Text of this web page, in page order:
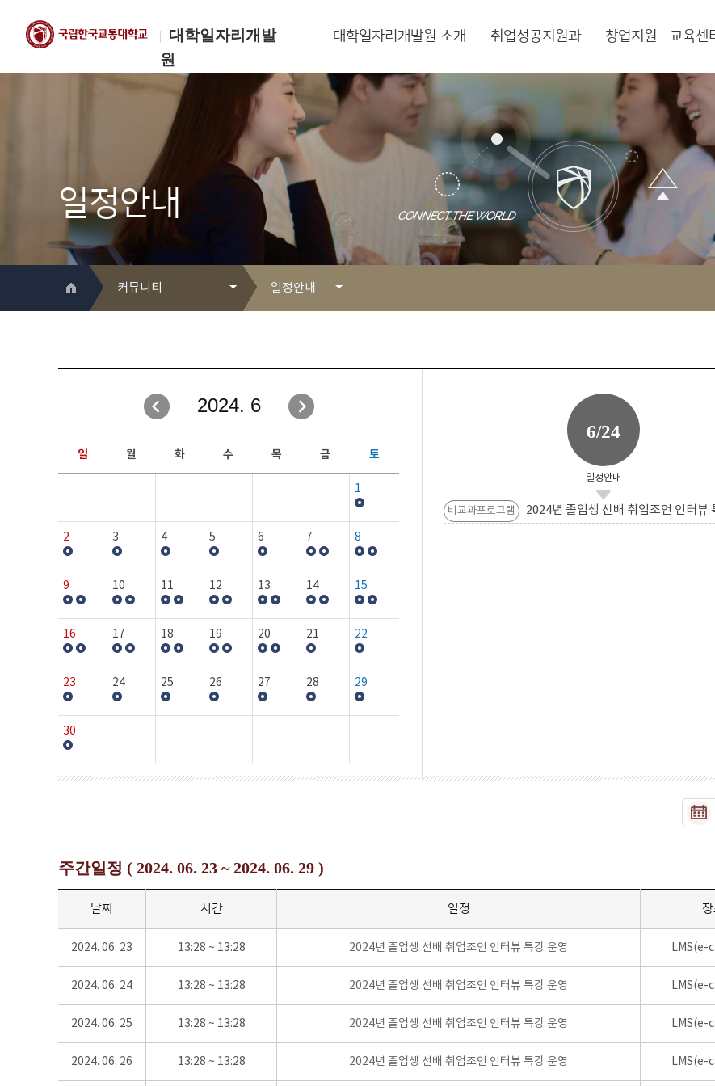
대학일자리개발
원
한국교통대학교
대학일자리개발원
대학일자리개발원 소개 취업성공지원과 창업지원·교육센
일정안내
커뮤니티
취업성공지원과
창업지원·교육센터
현장실습/IPP사업단
커뮤니티
일정안내
자유게시판
일정안내
보도자료
행사갤러리
2024. 6
일 월 화 수 목 금 토
1
2 3 4 5 6 7 8
9 10 11 12 13 14 15
16 17 18 19 20 21 22
23 24 25 26 27 28 29
30
6/24
일정안내
비교과프로그램 2024년 졸업생 선배 취업조언 인터뷰
주간일정 ( 2024. 06. 23 ~ 2024. 06. 29 )
날짜 시간 일정
2024. 06. 23 13:28 ~ 13:28 2024년 졸업생 선배 취업조언 인터뷰 특강 운영 LMS(e-
2024. 06. 24 13:28 ~ 13:28 2024년 졸업생 선배 취업조언 인터뷰 특강 운영 LMS(e-
2024. 06. 25 13:28 ~ 13:28 2024년 졸업생 선배 취업조언 인터뷰 특강 운영 LMS(e-
2024. 06. 26 13:28 ~ 13:28 2024년 졸업생 선배 취업조언 인터뷰 특강 운영 LMS(e-